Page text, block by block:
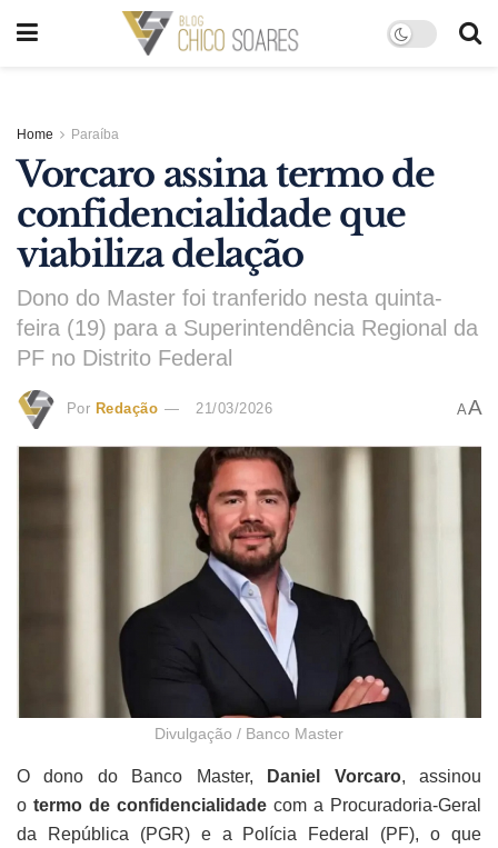
Home Paraíba
Vorcaro assina termo de
confidencialidade que
viabiliza delação
Dono do Master foi tranferido nesta quinta-
feira (19) para a Superintendência Regional da
PF no Distrito Federal
Por Redação 21/03/2026 AA
Divulgação / Banco Master
O dono do Banco Master, Daniel Vorcaro, assinou
o termo de confidencialidade com a Procuradoria-Geral
da República (PGR) e a Polícia Federal (PF), o que